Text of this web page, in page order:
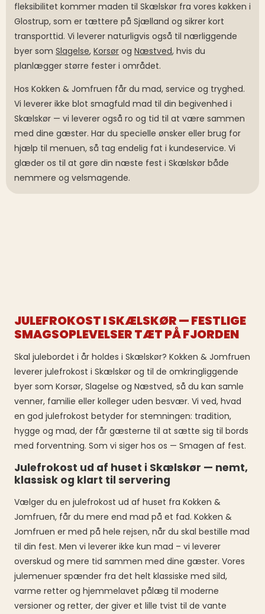
fleksibilitet kommer maden til Skælskør fra vores køkken i
Glostrup, som er tættere på Sjælland og sikrer kort
transporttid. Vi leverer naturligvis også til nærliggende
byer som Slagelse, Korsør og Næstved, hvis du
planlægger større fester i området.
Hos Kokken & Jomfruen får du mad, service og tryghed.
Vi leverer ikke blot smagfuld mad til din begivenhed i
Skælskør — vi leverer også ro og tid til at være sammen
med dine gæster. Har du specielle ønsker eller brug for
hjælp til menuen, så tag endelig fat i kundeservice. Vi
glæder os til at gøre din næste fest i Skælskør både
nemmere og velsmagende.
JULEFROKOST I SKÆLSKØR — FESTLIGE
SMAGSOPLEVELSER TÆT PÅ FJORDEN
Skal julebordet i år holdes i Skælskør? Kokken & Jomfruen
leverer julefrokost i Skælskør og til de omkringliggende
byer som Korsør, Slagelse og Næstved, så du kan samle
venner, familie eller kolleger uden besvær. Vi ved, hvad
en god julefrokost betyder for stemningen: tradition,
hygge og mad, der får gæsterne til at sætte sig til bords
med forventning. Som vi siger hos os — Smagen af fest.
Julefrokost ud af huset i Skælskør — nemt,
klassisk og klart til servering
Vælger du en julefrokost ud af huset fra Kokken &
Jomfruen, får du mere end mad på et fad. Kokken &
Jomfruen er med på hele rejsen, når du skal bestille mad
til din fest. Men vi leverer ikke kun mad – vi leverer
overskud og mere tid sammen med dine gæster. Vores
julemenuer spænder fra det helt klassiske med sild,
varme retter og hjemmelavet pålæg til moderne
versioner og retter, der giver et lille tvist til de vante